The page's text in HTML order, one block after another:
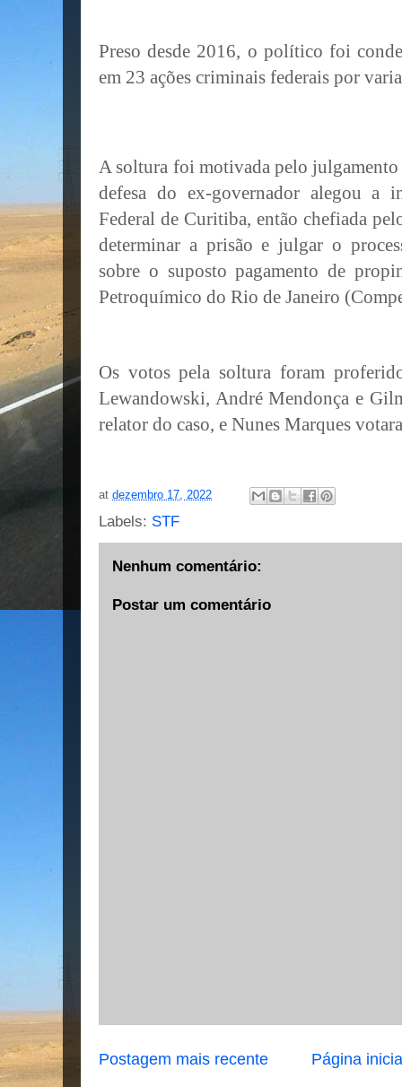
Preso desde 2016, o político foi
em 23 ações criminais federais por
A soltura foi motivada pelo julgamento
defesa do ex-governador alegou a
Federal de Curitiba, então chefiada
determinar a prisão e julgar o
sobre o suposto pagamento de
Petroquímico do Rio de Janeiro
Os votos pela soltura foram
Lewandowski, André Mendonça e
relator do caso, e Nunes Marques
at dezembro 17, 2022
Labels: STF
Nenhum comentário:
Postar um comentário
Postagem mais recente Página